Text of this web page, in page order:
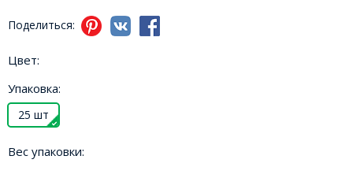
Поделиться:
Цвет:
Упаковка:
25 шт
Вес упаковки: